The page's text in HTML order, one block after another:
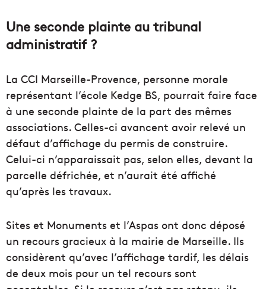
Une seconde plainte au tribunal
administratif ?
La CCI Marseille-Provence, personne morale
représentant l’école Kedge BS, pourrait faire face
à une seconde plainte de la part des mêmes
associations. Celles-ci avancent avoir relevé un
défaut d’affichage du permis de construire.
Celui-ci n’apparaissait pas, selon elles, devant la
parcelle défrichée, et n’aurait été affiché
qu’après les travaux.
Sites et Monuments et l’Aspas ont donc déposé
un recours gracieux à la mairie de Marseille. Ils
considèrent qu’avec l’affichage tardif, les délais
de deux mois pour un tel recours sont